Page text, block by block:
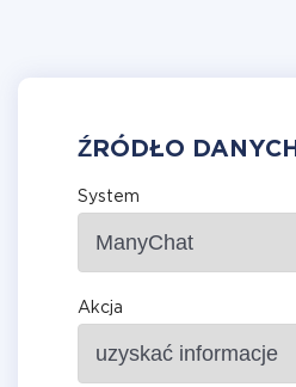
ŹRÓDŁO DANYCH
System
Akcja